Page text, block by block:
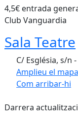
4,5€ entrada
Club Vanguardia
Sala Teatre
C/ Església, s/n
Amplieu el mapa
Com arribar-hi
Darrera